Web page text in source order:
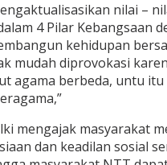
nilai –
4 Pilar Kebangsaan
kehidupan
mudah diprovokasi
agama berbeda, untu
mengajak masyarakat
dan keadilan sosial